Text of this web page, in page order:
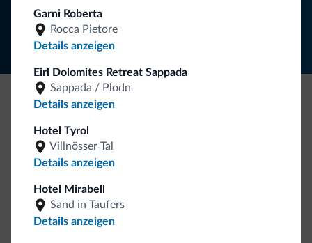
Garni Roberta
Rocca Pietore
Details anzeigen
Eirl Dolomites Retreat Sappada
Sappada / Plodn
Details anzeigen
Hotel Tyrol
Villnösser Tal
Details anzeigen
Hotel Mirabell
Sand in Taufers
Details anzeigen
Folgen Sie Dolomiti.it auf
Kollektion
So viele von Ihnen haben uns gefragt. Die neue Kollektion